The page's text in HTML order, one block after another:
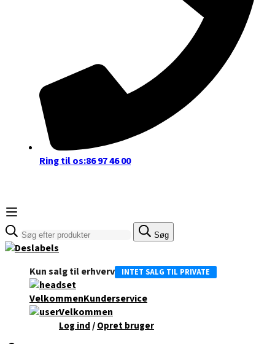
Ring til os:86 97 46 00
Søge
efter:
Søg
Kun salg til erhverv INTET SALG TIL PRIVATE
VelkommenKunderservice
Velkommen
Log ind/Opret bruger